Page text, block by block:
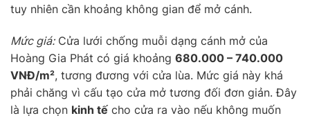
tuy nhiên cần khoảng không gian để mở cánh.
Mức giá:Cửa lưới chống muỗi dạng cánh mở của
Hoàng Gia Phát có giá khoảng 680.000 – 740.000
VNĐ/m², tương đương với cửa lùa. Mức giá này khá
phải chăng vì cấu tạo cửa mở tương đối đơn giản. Đây
là lựa chọn kinh tế cho cửa ra vào nếu không muốn